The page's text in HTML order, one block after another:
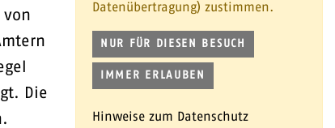
von
Die
Datenübertragung) zustimmen.
NUR FÜR DIESEN BESUCH
IMMER ERLAUBEN
Hinweise zum Datenschutz